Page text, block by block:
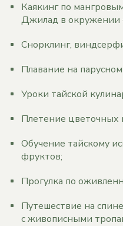
Каякинг по
Джилад в окружении
Снорклинг,
Плавание на
Уроки тайской
Плетение цветочных
Обучение тайскому
фруктов;
Прогулка по
Путешествие на
с живописными